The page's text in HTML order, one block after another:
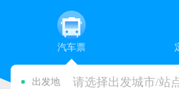
汽车票
出发地 请选择出发城市/站